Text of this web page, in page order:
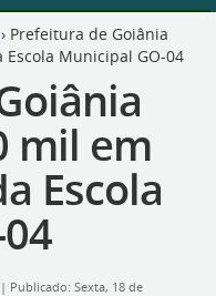
› Prefeitura de Goiânia
Municipal GO-04
mil em
Escola
| Publicado: Sexta, 18 de